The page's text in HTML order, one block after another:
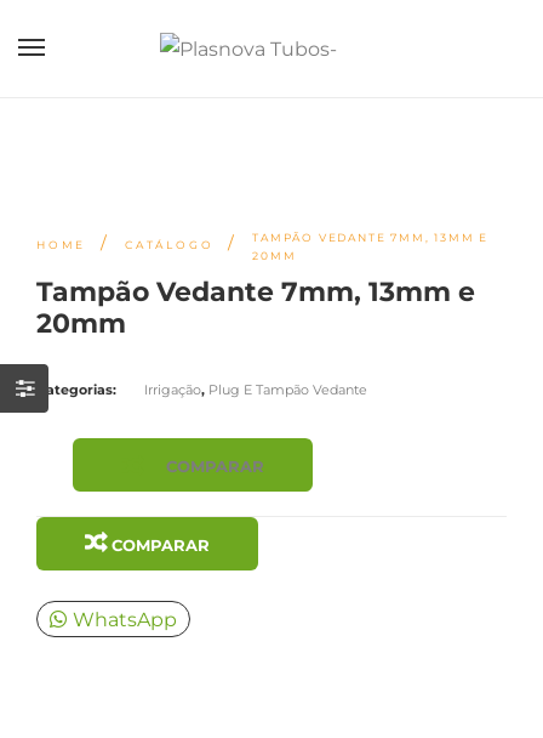
HOME / CATÁLOGO /
TAMPÃO VEDANTE 7MM, 13MM E
20MM
Tampão Vedante 7mm, 13mm e
20mm
Categorias: Irrigação, Plug E Tampão Vedante
COMPARAR
COMPARAR
WhatsApp